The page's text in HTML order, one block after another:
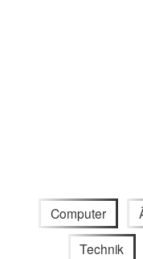
Computer
Technik